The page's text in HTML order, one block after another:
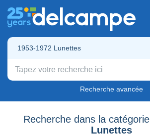
1953-1972 Lunettes
Recherche avancée
Recherche dans la catégorie
Lunettes